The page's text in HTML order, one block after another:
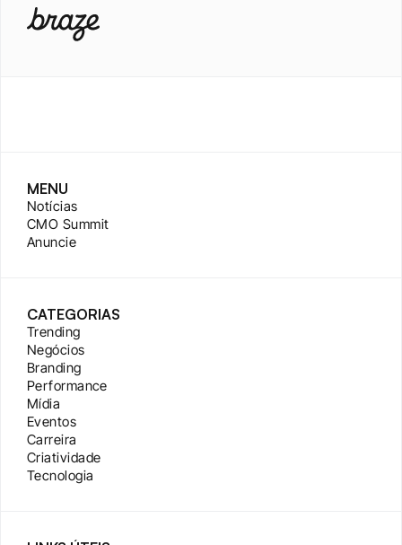
MENU
Notícias
CMO Summit
Anuncie
CATEGORIAS
Trending
Negócios
Branding
Performance
Mídia
Eventos
Carreira
Criatividade
Tecnologia